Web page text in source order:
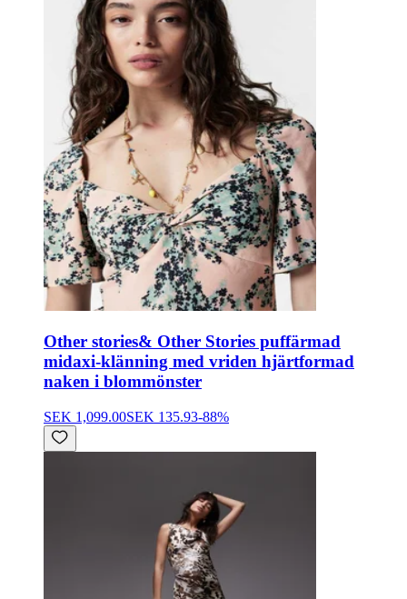
Other stories& Other Stories puffärmad
midaxi-klänning med vriden hjärtformad
naken i blommönster
SEK 1,099.00SEK 135.93-88%